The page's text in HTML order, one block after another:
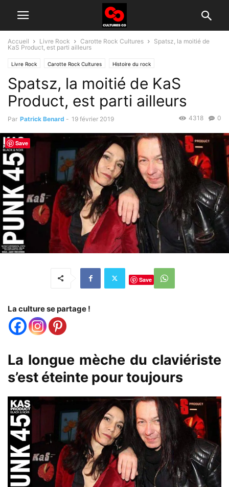
Accueil Livre Rock Carotte Rock Cultures
Spatsz, la moitié de
KaS Product, est parti ailleurs
Livre Rock Carotte Rock Cultures Histoire du rock
Spatsz, la moitié de KaS
Product, est parti ailleurs
Par Patrick Benard - 19 février 2019 0
4318
Save
La culture se partage !
La longue mèche du claviériste
s’est éteinte pour toujours
Save